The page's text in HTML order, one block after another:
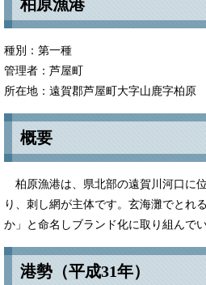
柏原漁港
種別：第一種
管理者：芦屋町
所在地：遠賀郡芦屋町大字山鹿字柏原
概要
柏原漁港は、県北部の遠賀川河口に
り、刺し網が主体です。玄海灘でとれ
か」と命名しブランド化に取り組んでい
港勢（平成31年）